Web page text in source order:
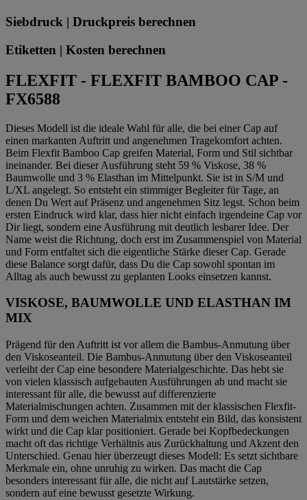
Siebdruck | Druckpreis berechnen
Etiketten | Kosten berechnen
FLEXFIT - FLEXFIT BAMBOO CAP -
FX6588
Dieses Modell ist die ideale Wahl für alle, die bei einer Cap auf
einen markanten Auftritt und angenehmen Tragekomfort achten.
Beim Flexfit Bamboo Cap greifen Material, Form und Stil sichtbar
ineinander. Bei dieser Ausführung steht 59 % Viskose, 38 %
Baumwolle und 3 % Elasthan im Mittelpunkt. Sie ist in S/M und
L/XL angelegt. So entsteht ein stimmiger Begleiter für Tage, an
denen Du Wert auf Präsenz und angenehmen Sitz legst. Schon beim
ersten Eindruck wird klar, dass hier nicht einfach irgendeine Cap vor
Dir liegt, sondern eine Ausführung mit deutlich lesbarer Idee. Der
Name weist die Richtung, doch erst im Zusammenspiel von Material
und Form entfaltet sich die eigentliche Stärke dieser Cap. Gerade
diese Balance sorgt dafür, dass Du die Cap sowohl spontan im
Alltag als auch bewusst zu geplanten Looks einsetzen kannst.
VISKOSE, BAUMWOLLE UND ELASTHAN IM
MIX
Prägend für den Auftritt ist vor allem die Bambus-Anmutung über
den Viskoseanteil. Die Bambus-Anmutung über den Viskoseanteil
verleiht der Cap eine besondere Materialgeschichte. Das hebt sie
von vielen klassisch aufgebauten Ausführungen ab und macht sie
interessant für alle, die bewusst auf differenzierte
Materialmischungen achten. Zusammen mit der klassischen Flexfit-
Form und dem weichen Materialmix entsteht ein Bild, das konsistent
wirkt und die Cap klar positioniert. Gerade bei Kopfbedeckungen
macht oft das richtige Verhältnis aus Zurückhaltung und Akzent den
Unterschied. Genau hier überzeugt dieses Modell: Es setzt sichtbare
Merkmale ein, ohne unruhig zu wirken. Das macht die Cap
besonders interessant für alle, die nicht auf Lautstärke setzen,
sondern auf eine bewusst gesetzte Wirkung.